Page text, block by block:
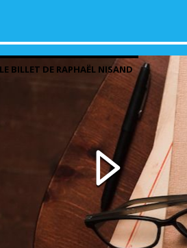
LE BILLET DE RAPHAËL NISAND